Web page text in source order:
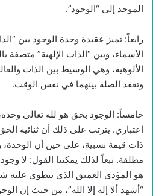
الموجد إلى “الوجود”.
رابعاً: تميز عقيدة وحدة الوجود بين
الأسماء، وبين “الذات الإلهية” متصفة
الألوهية، وهي الوسيط بين الذات
وتعقد الصلة بينهما في نفس الوقت.
خامساً: الوجود بحق هو لله تعالى
اعتباري. يترتب على ذلك أن ثنائية
ذات قيمة نسبية، على حين أن
مطلقة. تبعاً لذلك يمكننا القول: لا
هو المؤدى العميق الذي تنطوي عليه
“أشهد ألا إله إلا الله”، من حيث إن